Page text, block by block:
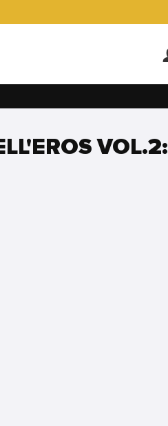
VOL.2: